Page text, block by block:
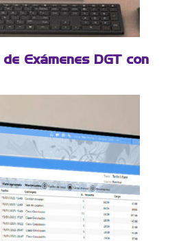
Exámenes DGT con